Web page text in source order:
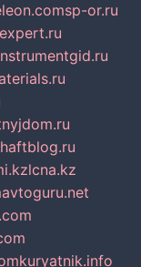
sp-or.ru
lcna.kz
avtoguru.net
kuryatnik.info